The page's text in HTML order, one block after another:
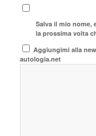
Salva il mio nome,
la prossima volta
Aggiungimi alla
autologia.net